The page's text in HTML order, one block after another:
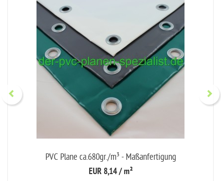
PVC Plane ca.680gr./m³ - Maßanfertigung
EUR 8,14/ m²